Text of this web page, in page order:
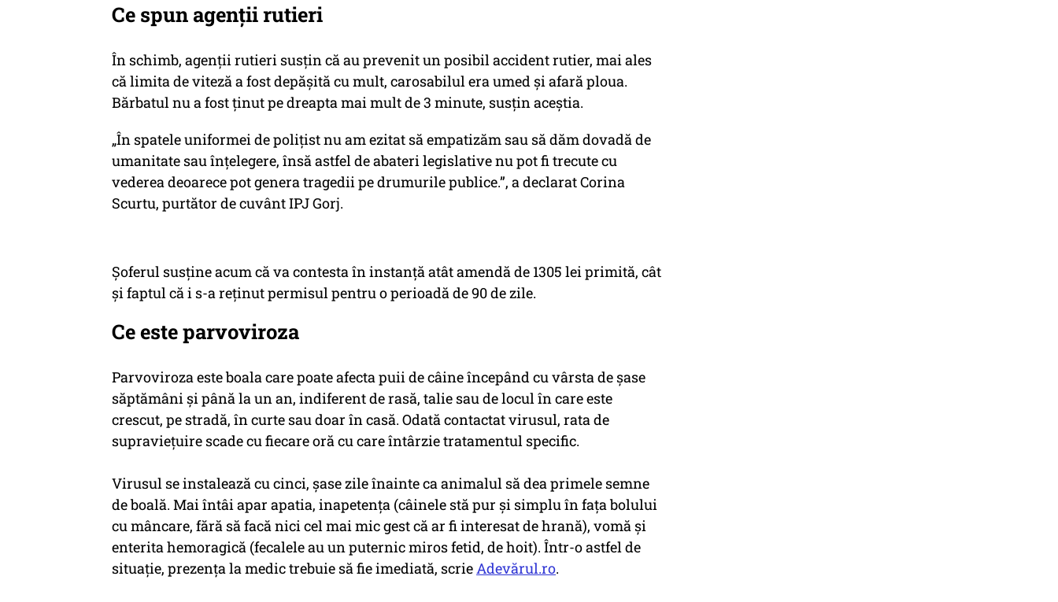
Ce spun agenții rutieri
În schimb, agenții rutieri susțin că au prevenit un posibil accident rutier, mai ales
că limita de viteză a fost depăşită cu mult, carosabilul era umed și afară ploua.
Bărbatul nu a fost ținut pe dreapta mai mult de 3 minute, susţin aceştia.
„În spatele uniformei de poliţist nu am ezitat să empatizăm sau să dăm dovadă de
umanitate sau înţelegere, însă astfel de abateri legislative nu pot fi trecute cu
vederea deoarece pot genera tragedii pe drumurile publice.”, a declarat Corina
Scurtu, purtător de cuvânt IPJ Gorj.
Șoferul susține acum că va contesta în instanţă atât amendă de 1305 lei primită, cât
şi faptul că i s-a reţinut permisul pentru o perioadă de 90 de zile.
Ce este parvoviroza
Parvoviroza este boala care poate afecta puii de câine începând cu vârsta de şase
săptămâni şi până la un an, indiferent de rasă, talie sau de locul în care este
crescut, pe stradă, în curte sau doar în casă. Odată contactat virusul, rata de
supravieţuire scade cu fiecare oră cu care întârzie tratamentul specific.
Virusul se instalează cu cinci, şase zile înainte ca animalul să dea primele semne
de boală. Mai întâi apar apatia, inapetenţa (câinele stă pur şi simplu în faţa bolului
cu mâncare, fără să facă nici cel mai mic gest că ar fi interesat de hrană), vomă şi
enterita hemoragică (fecalele au un puternic miros fetid, de hoit). Într-o astfel de
situaţie, prezenţa la medic trebuie să fie imediată, scrieAdevărul.ro.